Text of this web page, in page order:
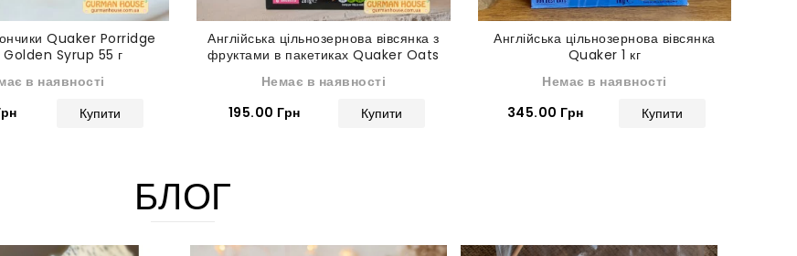
Quaker Porridge
Syrup 55 г
в наявності
Купити
Англійська цільнозернова вівсянка з
фруктами в пакетиках Quaker Oats
Немає в наявності
195.00 Грн
Купити
Англійська цільнозернова вівсянка
Quaker 1 кг
Немає в наявності
345.00 Грн
Купити
БЛОГ